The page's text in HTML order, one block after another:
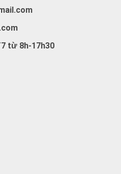
từ 8h-17h30